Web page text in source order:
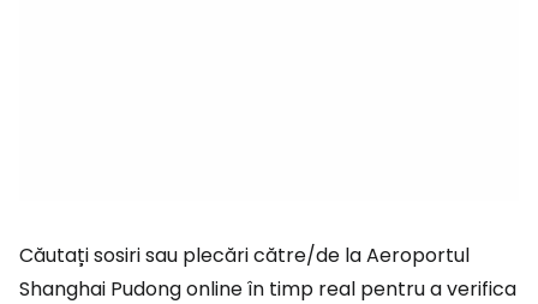
Căutați sosiri sau plecări către/de la Aeroportul
Shanghai Pudong online în timp real pentru a verifica